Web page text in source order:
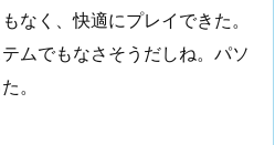
なく、快適にプレイできた。
ムでもなさそうだしね。パソ
。